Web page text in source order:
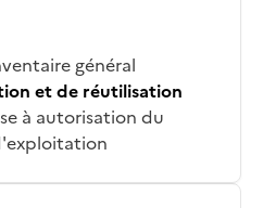
général
et de réutilisation
à autorisation du